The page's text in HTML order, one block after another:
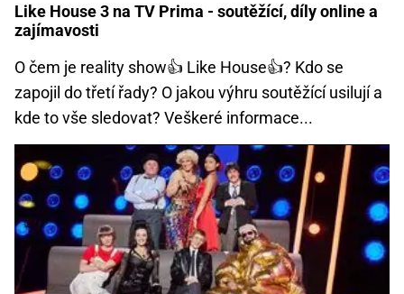
Like House 3 na TV Prima - soutěžící, díly online a
zajímavosti
O čem je reality show👍 Like House👍? Kdo se
zapojil do třetí řady? O jakou výhru soutěžící usilují a
kde to vše sledovat? Veškeré informace...